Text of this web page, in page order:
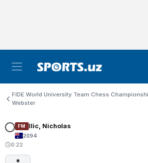
FIDE World University Team Chess
Webster
FM Ilic, Nicholas
2094
0:22